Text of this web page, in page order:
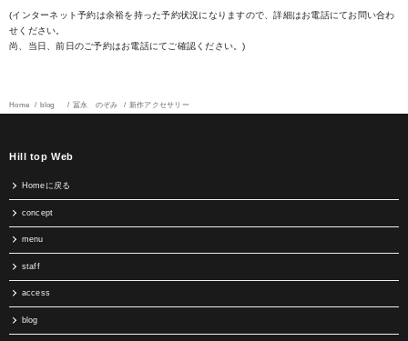
(インターネット予約は余裕を持った予約状況になりますので、詳細はお電話にてお問い合わ
せください。
尚、当日、前日のご予約はお電話にてご確認ください。)
Home blog 冨永 のぞみ 新作アクセサリー
Hill top Web
Homeに戻る
concept
menu
staff
access
blog